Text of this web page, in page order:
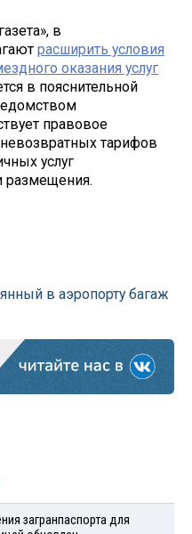
в
расширить условия
оказания услуг
в пояснительной
правовое
тарифов
услуг
размещения.
в аэропорту багаж
загранпаспорта для